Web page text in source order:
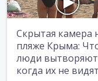
Скрытая камера
пляже Крыма:
люди
когда их не